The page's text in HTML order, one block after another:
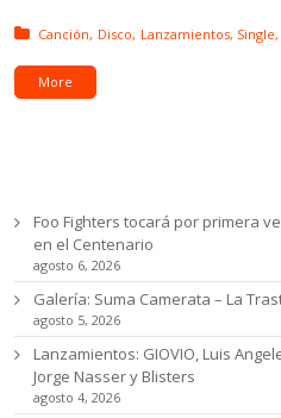
Posted in:
Canción Disco Lanzamientos Single
More
Foo Fighters tocará por primera
en el Centenario
agosto 6, 2026
Galería: Suma Camerata – La
agosto 5, 2026
Lanzamientos: GIOVIO, Luis
Jorge Nasser y Blisters
agosto 4, 2026